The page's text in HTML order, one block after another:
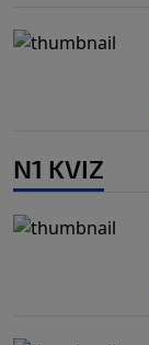
N1 KVIZ